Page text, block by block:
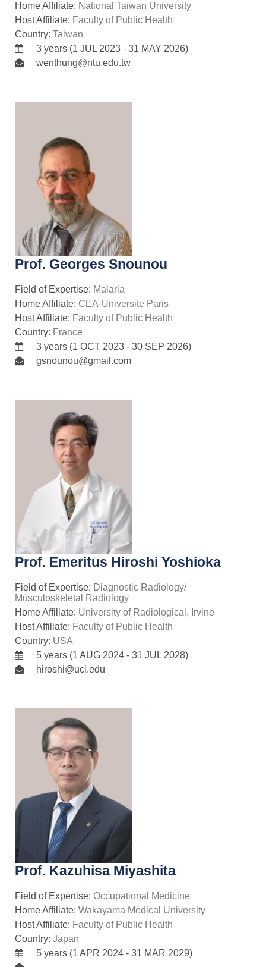
Home Affiliate: National Taiwan University
Host Affiliate: Faculty of Public Health
Country: Taiwan
3 years (1 JUL 2023 - 31 MAY 2026)
wenthung@ntu.edu.tw
Prof. Georges Snounou
Field of Expertise: Malaria
Home Affiliate: CEA-Universite Paris
Host Affiliate: Faculty of Public Health
Country: France
3 years (1 OCT 2023 - 30 SEP 2026)
gsnounou@gmail.com
Prof. Emeritus Hiroshi Yoshioka
Field of Expertise: Diagnostic Radiology/
Musculoskeletal Radiology
Home Affiliate: University of Radiological, Irvine
Host Affiliate: Faculty of Public Health
Country: USA
5 years (1 AUG 2024 - 31 JUL 2028)
hiroshi@uci.edu
Prof. Kazuhisa Miyashita
Field of Expertise: Occupational Medicine
Home Affiliate: Wakayama Medical University
Host Affiliate: Faculty of Public Health
Country: Japan
5 years (1 APR 2024 - 31 MAR 2029)